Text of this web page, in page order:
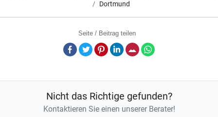
Dortmund
Seite / Beitrag teilen
Facebook
TwitterPinterestLinkedInE-Mail
Nicht das Richtige gefunden?
Kontaktieren Sie einen unserer Berater!